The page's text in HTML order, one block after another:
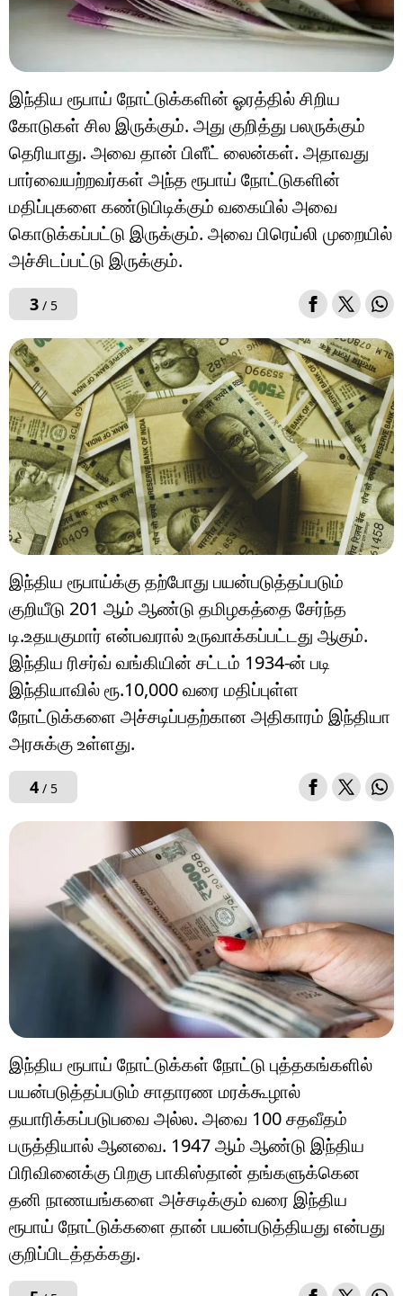
இந்திய ரூபாய் நோட்டுக்களின் ஓரத்தில் சிறிய
கோடுகள் சில இருக்கும். அது குறித்து பலருக்கும்
தெரியாது. அவை தான் பிளீட் லைன்கள். அதாவது
பார்வையற்றவர்கள் அந்த ரூபாய் நோட்டுகளின்
மதிப்புகளை கண்டுபிடிக்கும் வகையில் அவை
கொடுக்கப்பட்டு இருக்கும். அவை பிரெய்லி முறையில்
அச்சிடப்பட்டு இருக்கும்.
3/ 5
இந்திய ரூபாய்க்கு தற்போது பயன்படுத்தப்படும்
குறியீடு 201 ஆம் ஆண்டு தமிழகத்தை சேர்ந்த
டி.உதயகுமார் என்பவரால் உருவாக்கப்பட்டது ஆகும்.
இந்திய ரிசர்வ் வங்கியின் சட்டம் 1934-ன் படி
இந்தியாவில் ரூ.10,000 வரை மதிப்புள்ள
நோட்டுக்களை அச்சடிப்பதற்கான அதிகாரம் இந்தியா
அரசுக்கு உள்ளது.
4/ 5
இந்திய ரூபாய் நோட்டுக்கள் நோட்டு புத்தகங்களில்
பயன்படுத்தப்படும் சாதாரண மரக்கூழால்
தயாரிக்கப்படுபவை அல்ல. அவை 100 சதவீதம்
பருத்தியால் ஆனவை. 1947 ஆம் ஆண்டு இந்திய
பிரிவினைக்கு பிறகு பாகிஸ்தான் தங்களுக்கென
தனி நாணயங்களை அச்சடிக்கும் வரை இந்திய
ரூபாய் நோட்டுக்களை தான் பயன்படுத்தியது என்பது
குறிப்பிடத்தக்கது.